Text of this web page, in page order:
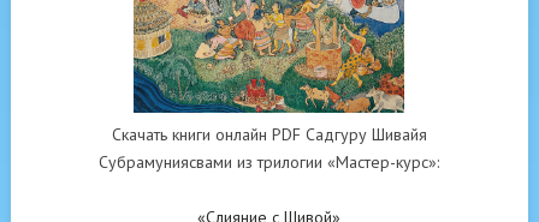
Скачать книги онлайн PDF Садгуру Шивайя
Субрамуниясвами из трилогии «Мастер-курс»:
«Слияние с Шивой»